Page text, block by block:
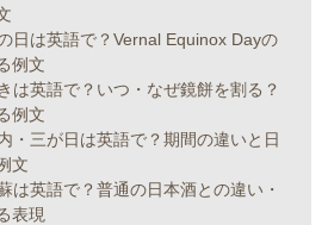
日は英語で？Vernal Equinox Dayの
例文
は英語で？いつ・なぜ鏡餅を割る？
例文
・三が日は英語で？期間の違いと日
文
は英語で？普通の日本酒との違い・
表現